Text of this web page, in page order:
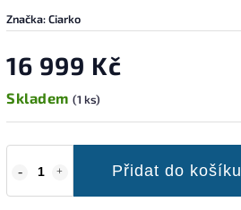
Značka:Ciarko
16 999 Kč
Skladem (1 ks)
Přidat do košíku